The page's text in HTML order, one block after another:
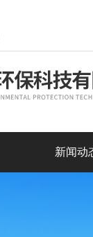
新闻动